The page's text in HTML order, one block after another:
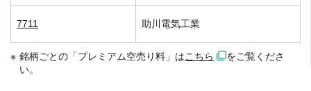
7711 助川電気工業
銘柄ごとの「プレミアム空売り料」はこちら
をご覧くださ
い。